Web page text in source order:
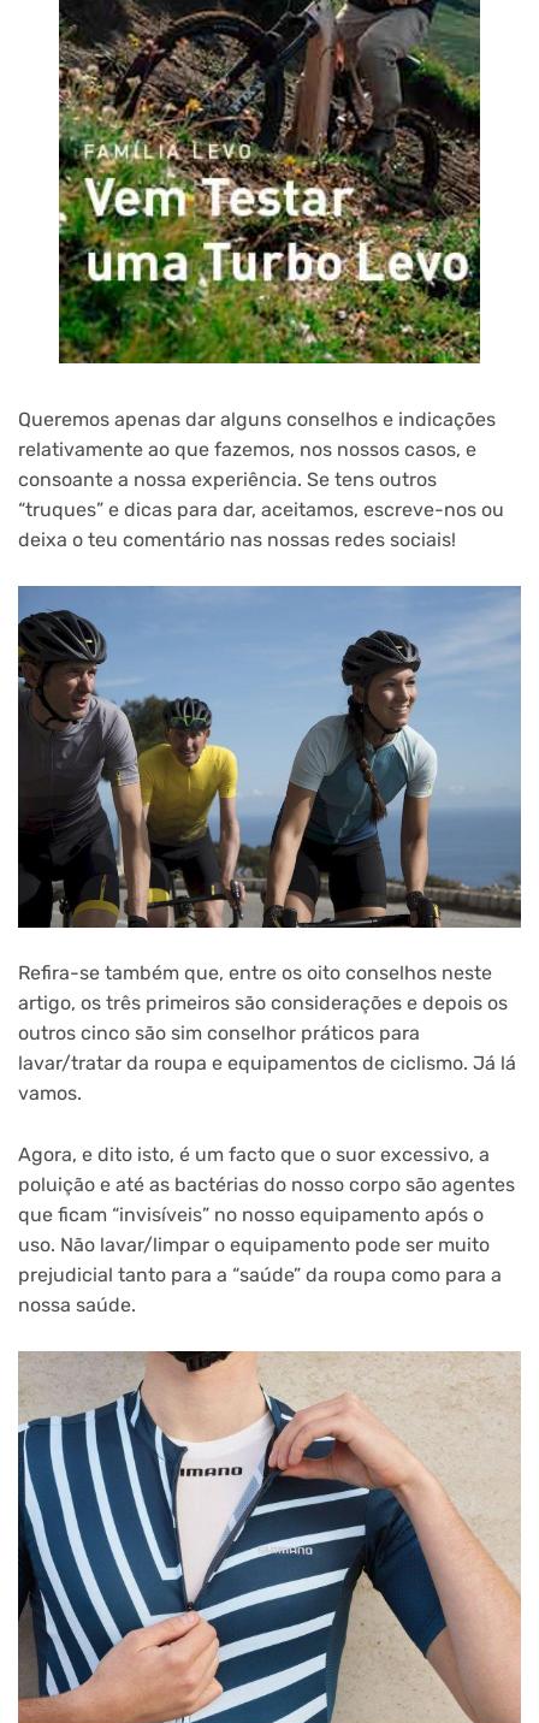
Queremos apenas dar alguns conselhos e indicações
relativamente ao que fazemos, nos nossos casos, e
consoante a nossa experiência. Se tens outros
“truques” e dicas para dar, aceitamos, escreve-nos ou
deixa o teu comentário nas nossas redes sociais!
Refira-se também que, entre os oito conselhos neste
artigo, os três primeiros são considerações e depois os
outros cinco são sim conselhor práticos para
lavar/tratar da roupa e equipamentos de ciclismo. Já lá
vamos.
Agora, e dito isto, é um facto que o suor excessivo, a
poluição e até as bactérias do nosso corpo são agentes
que ficam “invisíveis” no nosso equipamento após o
uso. Não lavar/limpar o equipamento pode ser muito
prejudicial tanto para a “saúde” da roupa como para a
nossa saúde.